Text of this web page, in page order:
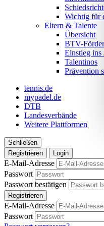
Wichtig für
Eltern & Talente
Übersicht
BTV-
Einstieg ins
Talentinos
Prävention
tennis.de
mypadel.de
DTB
Landesverbände
Weitere Plattformen
Schließen
Registrieren
Login
E-Mail-Adresse
Passwort
Passwort bestätigen
Registrieren
E-Mail-Adresse
Passwort